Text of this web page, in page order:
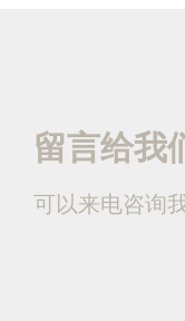
留言给我
可以来电咨询